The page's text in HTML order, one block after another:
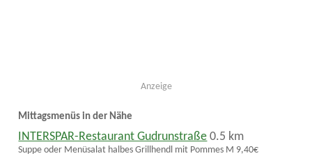
Anzeige
Mittagsmenüs in der Nähe
INTERSPAR-Restaurant Gudrunstraße 0.5 km
Suppe oder Menüsalat halbes Grillhendl mit Pommes M 9,40€